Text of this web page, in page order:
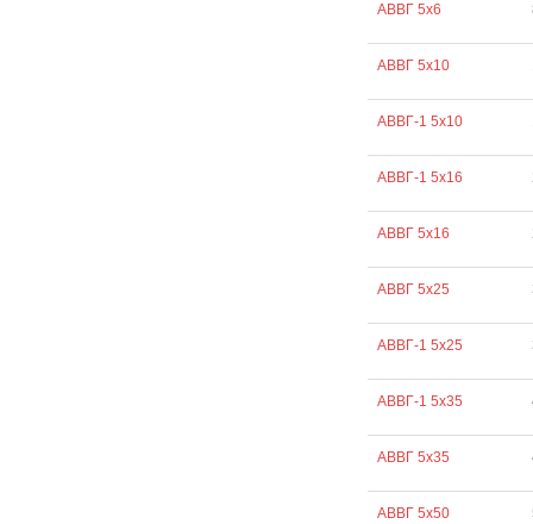
АВВГ 5х6
АВВГ 5х10
АВВГ-1 5х10
АВВГ-1 5х16
АВВГ 5х16
АВВГ 5х25
АВВГ-1 5х25
АВВГ-1 5х35
АВВГ 5х35
АВВГ 5х50